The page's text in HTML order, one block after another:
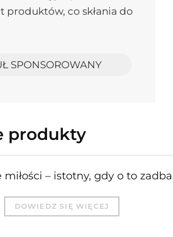
produktów, co skłania do
SPONSOROWANY
produkty
– istotny, gdy o to
DOWIEDZ SIĘ WIĘCEJ